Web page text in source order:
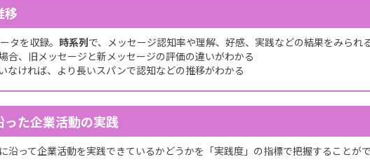
移
タを収録。 時系列で、メッセージ認知率や理解、好感、実践などの結果をみられ
合、旧メッセージと新メッセージの評価の違いがわかる
なければ、より長いスパンで認知などの推移がわかる
た企業活動の実践
沿って企業活動を実践できているかどうかを「実践度」の指標で把握することがで